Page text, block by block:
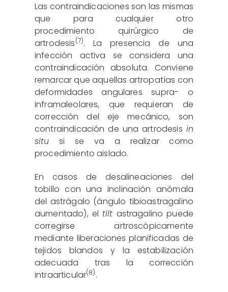
Las contraindicaciones son las mismas
que para cualquier otro
procedimiento quirúrgico de
artrodesis(7). La presencia de una
infección activa se considera una
contraindicación absoluta. Conviene
remarcar que aquellas artropatías con
deformidades angulares supra- o
inframaleolares, que requieran de
corrección del eje mecánico, son
contraindicación de una artrodesis in
situ si se va a realizar como
procedimiento aislado.
En casos de desalineaciones del
tobillo con una inclinación anómala
del astrágalo (ángulo tibioastragalino
aumentado), el tilt astragalino puede
corregirse artroscópicamente
mediante liberaciones planificadas de
tejidos blandos y la estabilización
adecuada tras la corrección
intraarticular(8).